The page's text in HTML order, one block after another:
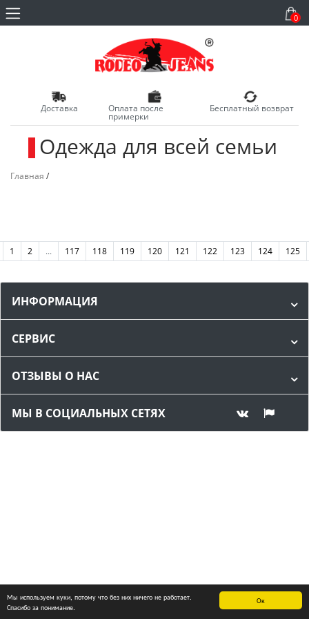
Ок
Мы используем куки, потому что без них ничего не работает.
Спасибо за понимание.
0
Доставка Оплата после
примерки
Бесплатный возврат
Одежда для всей семьи
Главная /
1 2 ... 117 118 119 120 121 122 123 124 125
ИНФОРМАЦИЯ
СЕРВИС
ОТЗЫВЫ О НАС
МЫ В СОЦИАЛЬНЫХ СЕТЯХ